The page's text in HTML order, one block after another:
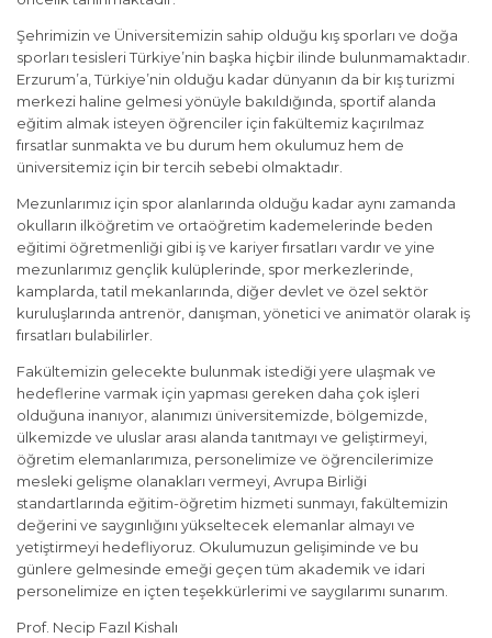
Şehrimizin ve Üniversitemizin sahip olduğu kış sporları ve doğa
sporları tesisleri Türkiye’nin başka hiçbir ilinde bulunmamaktadır.
Erzurum’a, Türkiye’nin olduğu kadar dünyanın da bir kış turizmi
merkezi haline gelmesi yönüyle bakıldığında, sportif alanda
eğitim almak isteyen öğrenciler için fakültemiz kaçırılmaz
fırsatlar sunmakta ve bu durum hem okulumuz hem de
üniversitemiz için bir tercih sebebi olmaktadır.
Mezunlarımız için spor alanlarında olduğu kadar aynı zamanda
okulların ilköğretim ve ortaöğretim kademelerinde beden
eğitimi öğretmenliği gibi iş ve kariyer fırsatları vardır ve yine
mezunlarımız gençlik kulüplerinde, spor merkezlerinde,
kamplarda, tatil mekanlarında, diğer devlet ve özel sektör
kuruluşlarında antrenör, danışman, yönetici ve animatör olarak iş
fırsatları bulabilirler.
Fakültemizin gelecekte bulunmak istediği yere ulaşmak ve
hedeflerine varmak için yapması gereken daha çok işleri
olduğuna inanıyor, alanımızı üniversitemizde, bölgemizde,
ülkemizde ve uluslar arası alanda tanıtmayı ve geliştirmeyi,
öğretim elemanlarımıza, personelimize ve öğrencilerimize
mesleki gelişme olanakları vermeyi, Avrupa Birliği
standartlarında eğitim-öğretim hizmeti sunmayı, fakültemizin
değerini ve saygınlığını yükseltecek elemanlar almayı ve
yetiştirmeyi hedefliyoruz. Okulumuzun gelişiminde ve bu
günlere gelmesinde emeği geçen tüm akademik ve idari
personelimize en içten teşekkürlerimi ve saygılarımı sunarım.
Prof. Necip Fazıl Kishalı